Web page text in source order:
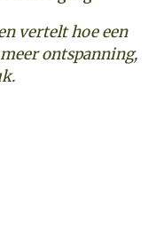
vertelt hoe een
ontspanning,